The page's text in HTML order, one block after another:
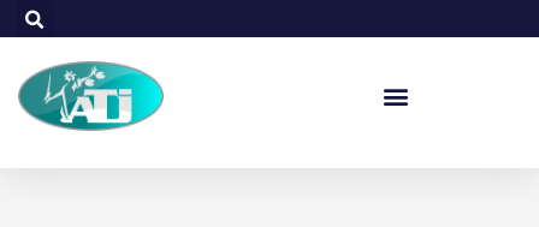
para
conteúdo